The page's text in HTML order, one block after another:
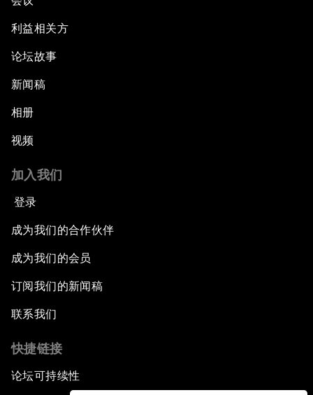
利益相关方
论坛故事
新闻稿
相册
视频
加入我们
登录
成为我们的合作伙伴
成为我们的会员
订阅我们的新闻稿
联系我们
快捷链接
论坛可持续性